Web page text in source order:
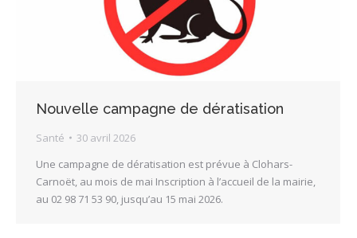
Nouvelle campagne de dératisation
Santé
30 avril 2026
Une campagne de dératisation est prévue à Clohars-
Carnoët, au mois de mai Inscription à l’accueil de la mairie,
au 02 98 71 53 90, jusqu’au 15 mai 2026.